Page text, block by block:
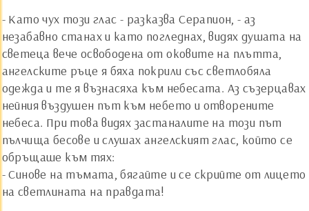
- Като чух този глас - разказва Серапион, - аз
незабавно станах и като погледнах, видях душата на
светеца вече освободена от оковите на плътта,
ангелските ръце я бяха покрили със светлобяла
одежда и те я възнасяха към небесата. Аз съзерцавах
нейния въздушен път към небето и отворените
небеса. При това видях застаналите на този път
пълчища бесове и слушах ангелският глас, който се
обръщаше към тях:
- Синове на тъмата, бягайте и се скрийте от лицето
на светлината на правдата!